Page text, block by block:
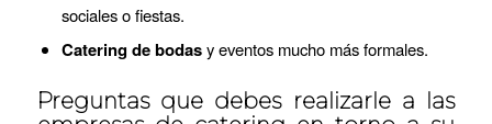
sociales o fiestas.
Catering de bodasy eventos mucho más formales.
Preguntas que debes realizarle a las